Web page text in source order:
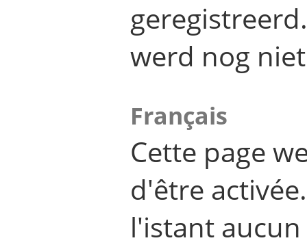
werd nog
Français
Cette page
d'être
l'istant